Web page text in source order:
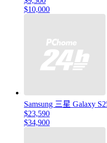
$10,000
Samsung 三星 Galaxy
$23,590
$34,900